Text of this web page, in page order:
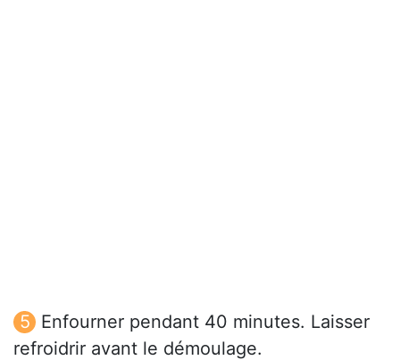
Enfourner pendant 40 minutes. Laisser
refroidrir avant le démoulage.